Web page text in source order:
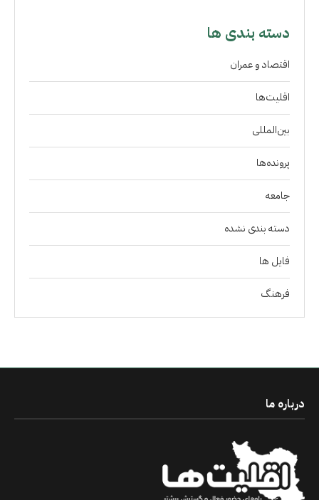
دسته بندی ها
اقتصاد و عمران
اقلیت‌ها
بین‌المللی
پرونده‌ها
جامعه
دسته بندی نشده
فايل ها
فرهنگ
درباره ما